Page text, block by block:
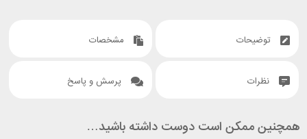
توضیحات مشخصات
نظرات پرسش و پاسخ
همچنین ممکن است دوست داشته باشید…